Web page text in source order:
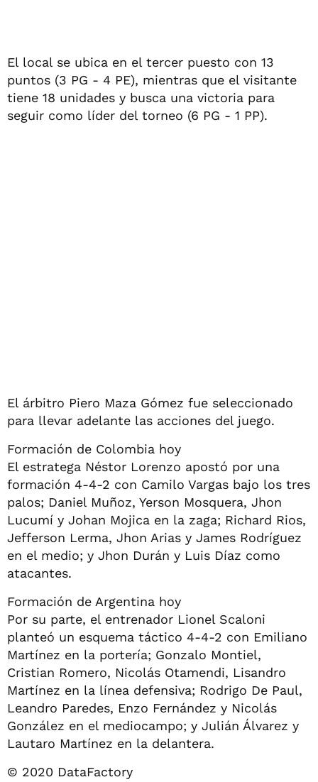
El local se ubica en el tercer puesto con 13
puntos (3 PG - 4 PE), mientras que el visitante
tiene 18 unidades y busca una victoria para
seguir como líder del torneo (6 PG - 1 PP).
El árbitro Piero Maza Gómez fue seleccionado
para llevar adelante las acciones del juego.
Formación de Colombia hoy
El estratega Néstor Lorenzo apostó por una
formación 4-4-2 con Camilo Vargas bajo los tres
palos; Daniel Muñoz, Yerson Mosquera, Jhon
Lucumí y Johan Mojica en la zaga; Richard Rios,
Jefferson Lerma, Jhon Arias y James Rodrí­guez
en el medio; y Jhon Durán y Luis Díaz como
atacantes.
Formación de Argentina hoy
Por su parte, el entrenador Lionel Scaloni
planteó un esquema táctico 4-4-2 con Emiliano
Martínez en la portería; Gonzalo Montiel,
Cristian Romero, Nicolás Otamendi, Lisandro
Martínez en la línea defensiva; Rodrigo De Paul,
Leandro Paredes, Enzo Fernández y Nicolás
González en el mediocampo; y Julián Álvarez y
Lautaro Martínez en la delantera.
© 2020 DataFactory